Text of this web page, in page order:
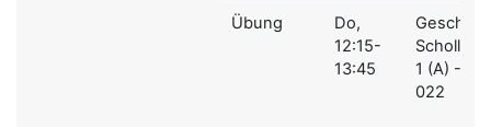
Übung
Do,
12:15-
13:45
Geschw.-
Scholl-Pl.
1 (A) - A
022